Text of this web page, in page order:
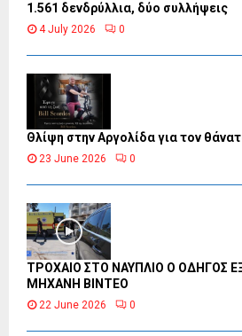
1.561 δενδρύλλια, δύο συλλήψεις
4 July 2026 0
Θλίψη στην Αργολίδα για τον
23 June 2026 0
ΤΡΟΧΑΙΟ ΣΤΟ ΝΑΥΠΛΙΟ Ο ΟΔΗΓΟΣ
ΜΗΧΑΝΗ ΒΙΝΤΕΟ
22 June 2026 0